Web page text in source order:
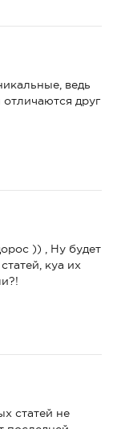
ведь
друг
)) , Ну будет
куа их
статей не